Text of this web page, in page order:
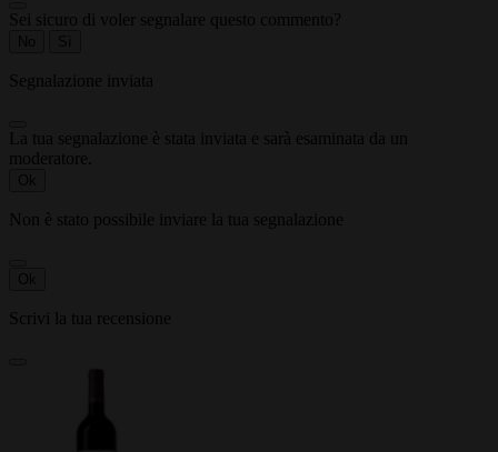
Sei sicuro di voler segnalare questo commento?
Segnalazione inviata
La tua segnalazione è stata inviata e sarà esaminata da un
moderatore.
Non è stato possibile inviare la tua segnalazione
Scrivi la tua recensione